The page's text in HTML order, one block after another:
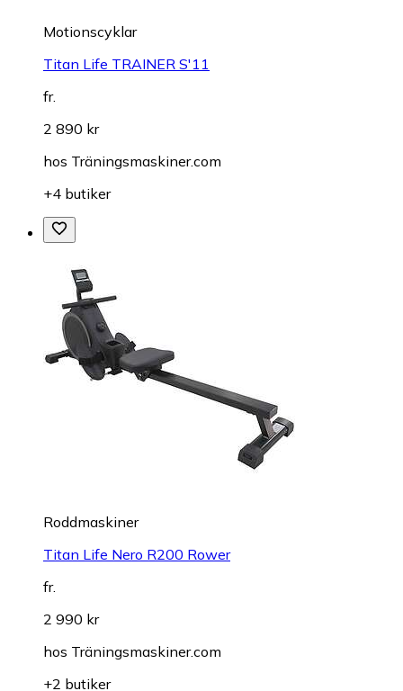
Motionscyklar
Titan Life TRAINER S'11
fr.
2 890 kr
hos Träningsmaskiner.com
+4 butiker
Roddmaskiner
Titan Life Nero R200 Rower
fr.
2 990 kr
hos Träningsmaskiner.com
+2 butiker